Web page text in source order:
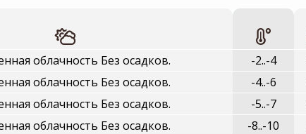
облачность Без осадков. -2..-4
облачность Без осадков. -4..-6
облачность Без осадков. -5..-7
облачность Без осадков. -8..-10